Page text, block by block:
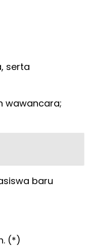
serta
wawancara;
baru
(*)